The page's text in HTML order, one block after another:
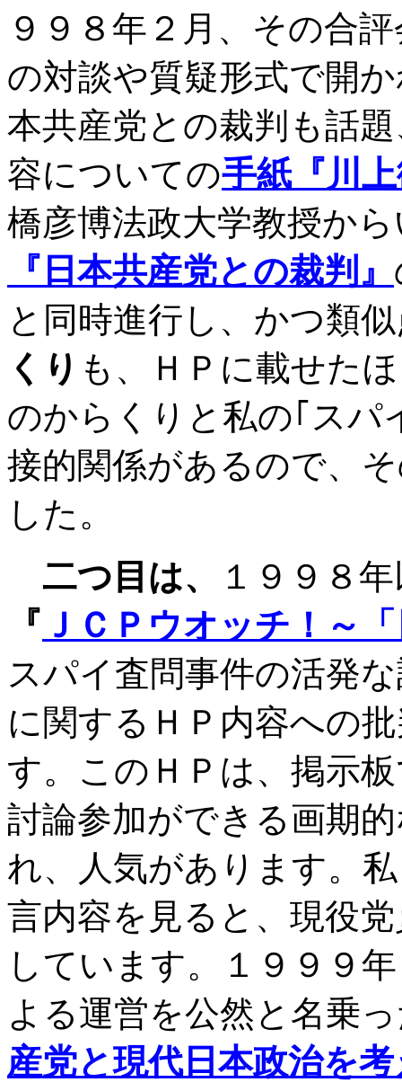
９９８年２月、その合
の対談や質疑形式で開
本共産党との裁判も話
容についての手紙『川
橋彦博法政大学教授か
『日本共産党との裁判』
と同時進行し、かつ類
くり も、ＨＰに載せた
のからくりと私の｢スパ
接的関係があるので、
した。
二つ目は、
１９９８
『 ＪＣＰウオ ッチ！～
スパイ査問事件の活発
に関するＨＰ内容への
す。このＨＰは、掲示
討論参加ができる画期
れ、人気があります。
言内容を見ると、現役
しています。１９９９
よる運営を公然と名乗
産党と現代日本政治を